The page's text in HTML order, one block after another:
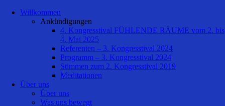
Willkommen
Ankündigungen
4. Kongresstival FÜHLENDE RÄUME vom 2. bis
4. Mai 2025
Referenten – 3. Kongresstival 2024
Programm – 3. Kongresstival 2024
Stimmen zum 2. Kongresstival 2019
Meditationen
Über uns
Über uns
Was uns bewegt